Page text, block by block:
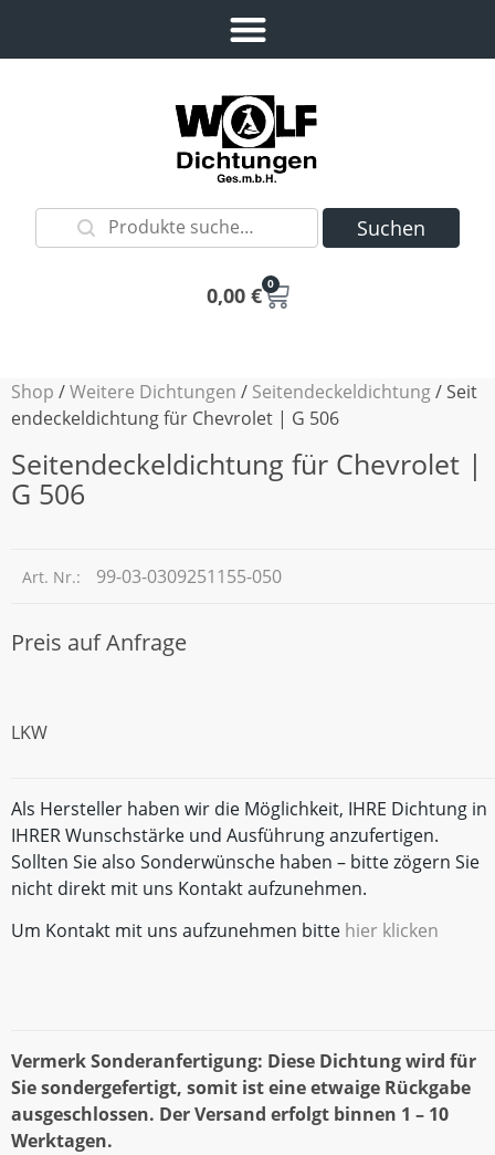
Suchen
0,00 € 0
Shop /Weitere Dichtungen / Seitendeckeldichtung/ Seit
endeckeldichtung für Chevrolet | G 506
Seitendeckeldichtung für Chevrolet |
G 506
Art. Nr.: 99-03-0309251155-050
Preis auf Anfrage
LKW
Als Hersteller haben wir die Möglichkeit, IHRE Dichtung in
IHRER Wunschstärke und Ausführung anzufertigen.
Sollten Sie also Sonderwünsche haben – bitte zögern Sie
nicht direkt mit uns Kontakt aufzunehmen.
Um Kontakt mit uns aufzunehmen bitte hier klicken
Vermerk Sonderanfertigung: Diese Dichtung wird für
Sie sondergefertigt, somit ist eine etwaige Rückgabe
ausgeschlossen. Der Versand erfolgt binnen 1 – 10
Werktagen.